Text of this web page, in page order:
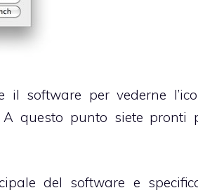
il software per vederne
questo punto siete pronti
del software e